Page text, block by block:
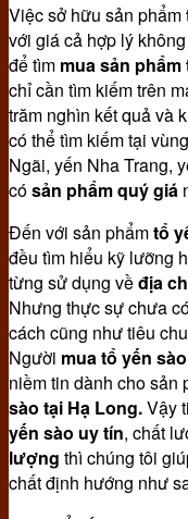
Việc sở hữu sản phẩm
với giá cả hợp lý
để tìm mua sản
chỉ cần tìm kiếm trên
trăm nghìn kết quả và
có thể tìm kiếm tại
Ngãi, yến Nha Trang,
cósản phẩm quý giá
Đến với sản phẩmtổ
đều tìm hiểu kỹ lưỡng
từng sử dụng vềđịa
Nhưng thực sự chưa
cách cũng như tiêu
Người mua tổ yến
niềm tin dành cho sản
sào tại Hạ Long.Vậy
yến sào uy tín, chất
lượng thì chúng tôi
chất định hướng như